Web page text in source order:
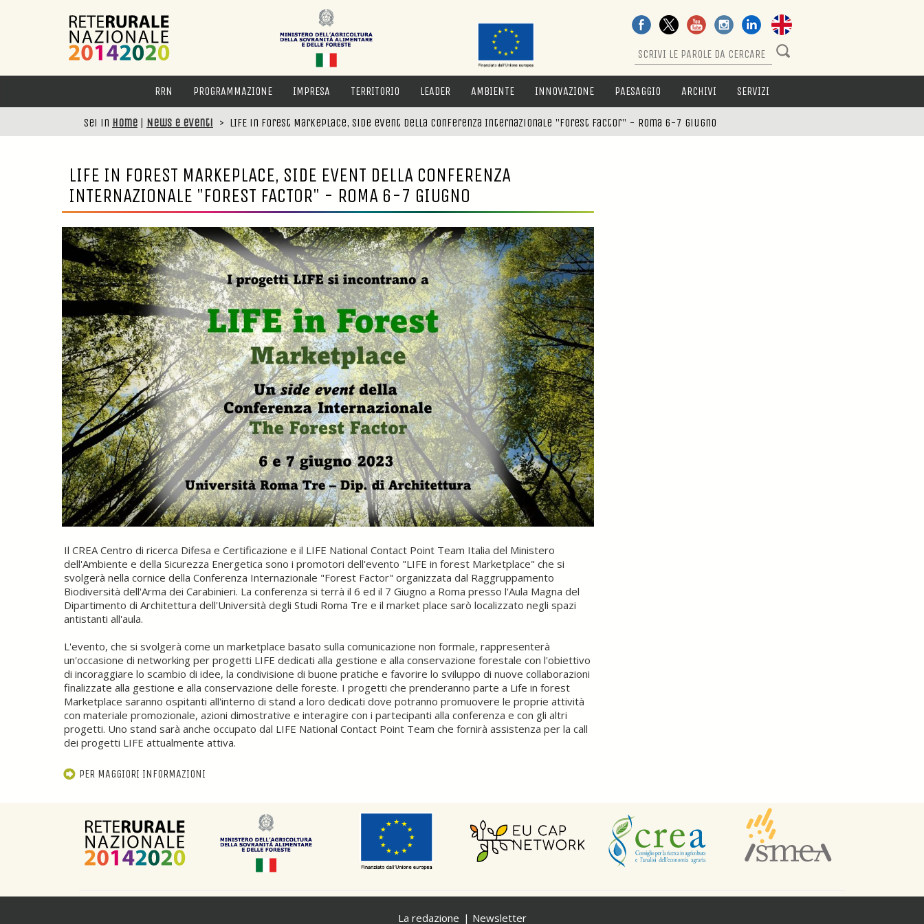
RRN PROGRAMMAZIONE IMPRESA TERRITORIO LEADER AMBIENTE INNOVAZIONE PAESAGGIO ARCHIVI SERVIZI
Sei in Home | News e eventi > LIFE in forest Markeplace, side event della Conferenza Internazionale "Forest Factor" - Roma 6-7 giugno
LIFE IN FOREST MARKEPLACE, SIDE EVENT DELLA CONFERENZA
INTERNAZIONALE "FOREST FACTOR" - ROMA 6-7 GIUGNO
Il CREA Centro di ricerca Difesa e Certificazione e il LIFE National Contact Point Team Italia del Ministero
dell'Ambiente e della Sicurezza Energetica sono i promotori dell'evento "LIFE in forest Marketplace" che si
svolgerà nella cornice della Conferenza Internazionale "Forest Factor" organizzata dal Raggruppamento
Biodiversità dell'Arma dei Carabinieri. La conferenza si terrà il 6 ed il 7 Giugno a Roma presso l'Aula Magna del
Dipartimento di Architettura dell'Università degli Studi Roma Tre e il market place sarò localizzato negli spazi
antistanti all'aula.
L'evento, che si svolgerà come un marketplace basato sulla comunicazione non formale, rappresenterà
un'occasione di networking per progetti LIFE dedicati alla gestione e alla conservazione forestale con l'obiettivo
di incoraggiare lo scambio di idee, la condivisione di buone pratiche e favorire lo sviluppo di nuove collaborazioni
finalizzate alla gestione e alla conservazione delle foreste. I progetti che prenderanno parte a Life in forest
Marketplace saranno ospitanti all'interno di stand a loro dedicati dove potranno promuovere le proprie attività
con materiale promozionale, azioni dimostrative e interagire con i partecipanti alla conferenza e con gli altri
progetti. Uno stand sarà anche occupato dal LIFE National Contact Point Team che fornirà assistenza per la call
dei progetti LIFE attualmente attiva.
PER MAGGIORI INFORMAZIONI
La redazione Newsletter